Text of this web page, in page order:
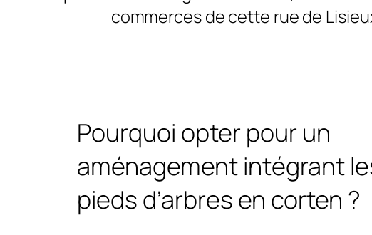
commerces de cette rue de
Pourquoi opter pour un
aménagement intégrant
pieds d’arbres en corten ?